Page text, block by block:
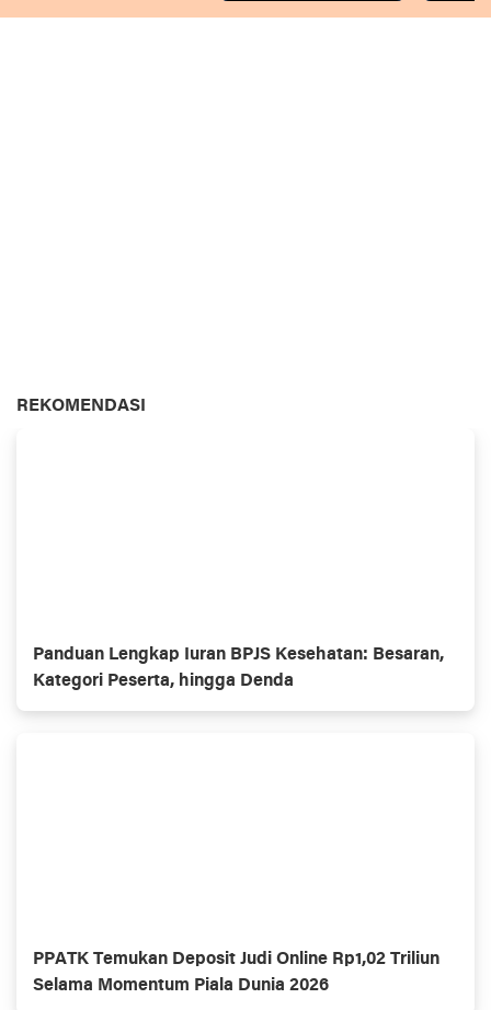
REKOMENDASI
Panduan Lengkap Iuran BPJS Kesehatan: Besaran,
Kategori Peserta, hingga Denda
PPATK Temukan Deposit Judi Online Rp1,02 Triliun
Selama Momentum Piala Dunia 2026